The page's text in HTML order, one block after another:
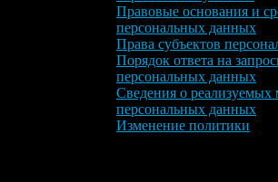
Правовые основания и
персональных данных
Права субъектов
Порядок ответа на
персональных данных
Сведения о реализуемых
персональных данных
Изменение политики